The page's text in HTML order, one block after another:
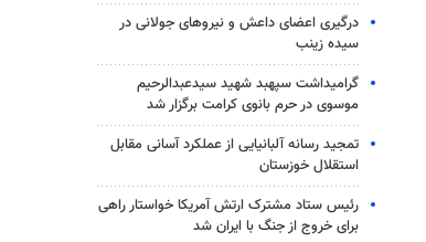
درگیری اعضای داعش و نیروهای جولانی در
سیده زینب
گرامیداشت سپهبد شهید سیدعبدالرحیم
موسوی در حرم بانوی کرامت برگزار شد
تمجید رسانه آلبانیایی از عملکرد آسانی مقابل
استقلال خوزستان
رئیس ستاد مشترک ارتش آمریکا خواستار راهی
برای خروج از جنگ با ایران شد